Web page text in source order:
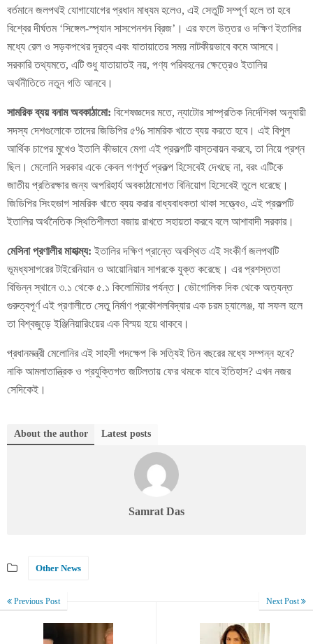
বর্তমানে জলপথই যোগাযোগের প্রধান মাধ্যম হলেও, এই সেতুটি সম্পূর্ণ হলে তা হবে
বিশ্বের দীর্ঘতম ‘সিঙ্গেল-স্প্যান সাসপেনশন ব্রিজ’। এর ফলে উত্তর ও দক্ষিণ ইতালির
মধ্যে রেল ও সড়কপথের দূরত্ব এবং যাতায়াতের সময় নাটকীয়ভাবে কমে আসবে।
সরকারি তথ্যমতে, এটি শুধু যাতায়াতই নয়, পণ্য পরিবহনের ক্ষেত্রেও ইতালির
অর্থনীতিতে নতুন গতি আনবে।
সামরিক ব্যয় বনাম অবকাঠামো: বিশেষজ্ঞদের মতে, ন্যাটোর সাম্প্রতিক নির্দেশিকা অনুযায়ী
সদস্য দেশগুলোকে তাদের জিডিপির ৫% সামরিক খাতে ব্যয় করতে হবে। এই বিপুল
আর্থিক চাপের মুখেও ইতালি কীভাবে মেগা এই প্রকল্পটি বাস্তবায়ন করবে, তা নিয়ে প্রশ্ন
ছিল। মেলোনি সরকার একে কেবল গণপূর্ত প্রকল্প হিসেবেই দেখছে না, বরং এটিকে
জাতীয় প্রতিরক্ষার জন্য অপরিহার্য অবকাঠামোগত বিনিয়োগ হিসেবেই তুলে ধরেছে।
জিডিপির সিংহভাগ সামরিক খাতে ব্যয় করার বাধ্যবাধকতা থাকা সত্ত্বেও, এই প্রকল্পটি
ইতালির অর্থনৈতিক স্থিতিশীলতা বজায় রাখতে সহায়তা করবে বলে আশাবাদী সরকার।
মেসিনা প্রণালীর মাহাত্ম্য: ইতালির দক্ষিণ প্রান্তে অবস্থিত এই সংকীর্ণ জলপথটি
ভূমধ্যসাগরের টাইরেনিয়ান ও আয়োনিয়ান সাগরকে যুক্ত করেছে। এর প্রশস্ততা
বিভিন্ন স্থানে ৩.১ থেকে ৫.১ কিলোমিটার পর্যন্ত। ভৌগোলিক দিক থেকে অত্যন্ত
গুরুত্বপূর্ণ এই প্রণালীতে সেতু নির্মাণ প্রকৌশলবিদ্যার এক চরম চ্যালেঞ্জ, যা সফল হলে
তা বিশ্বজুড়ে ইঞ্জিনিয়ারিংয়ের এক বিস্ময় হয়ে থাকবে।
প্রধানমন্ত্রী মেলোনির এই সাহসী পদক্ষেপ কি সত্যিই তিন বছরের মধ্যে সম্পন্ন হবে?
নাকি আমলাতান্ত্রিক ও প্রযুক্তিগত জটিলতায় ফের থমকে যাবে ইতিহাস? এখন নজর
সেদিকেই।
About the author Latest posts
Samrat Das
Other News
Previous Post Next Post